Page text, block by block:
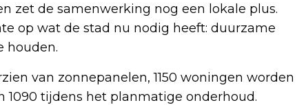
zet de samenwerking nog een lokale plus.
op wat de stad nu nodig heeft: duurzame
houden.
van zonnepanelen, 1150 woningen worden
tijdens het planmatige onderhoud.